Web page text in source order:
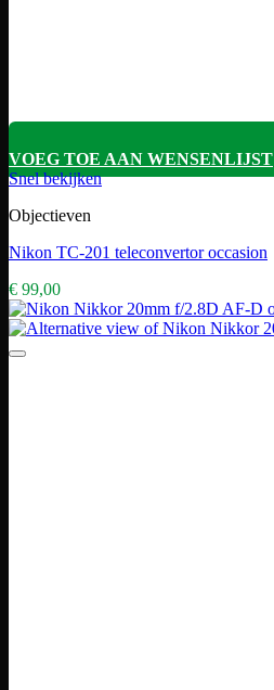
VOEG TOE AAN WENSENLIJST
Snel bekijken
Objectieven
Nikon TC-201 teleconvertor occasion
€ 99,00